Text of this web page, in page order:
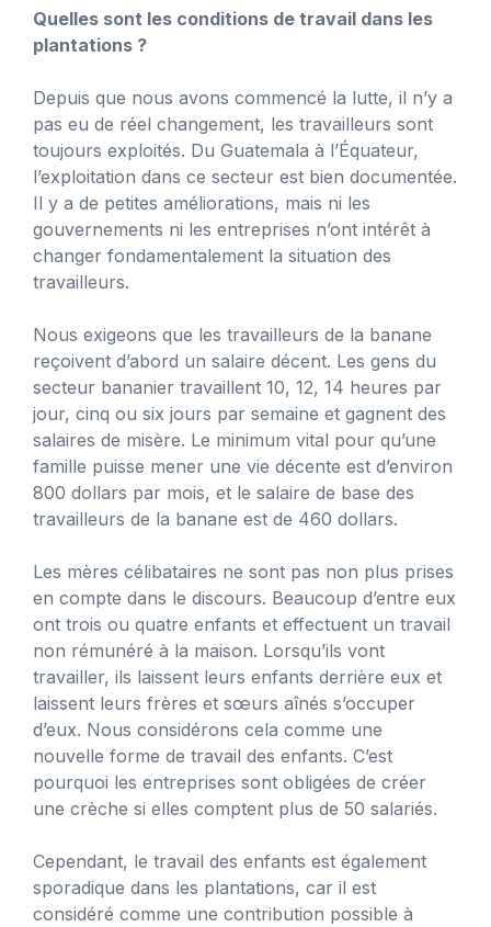
Quelles sont les conditions de travail dans les
plantations ?
Depuis que nous avons commencé la lutte, il n’y a
pas eu de réel changement, les travailleurs sont
toujours exploités. Du Guatemala à l’Équateur,
l’exploitation dans ce secteur est bien documentée.
Il y a de petites améliorations, mais ni les
gouvernements ni les entreprises n’ont intérêt à
changer fondamentalement la situation des
travailleurs.
Nous exigeons que les travailleurs de la banane
reçoivent d’abord un salaire décent. Les gens du
secteur bananier travaillent 10, 12, 14 heures par
jour, cinq ou six jours par semaine et gagnent des
salaires de misère. Le minimum vital pour qu’une
famille puisse mener une vie décente est d’environ
800 dollars par mois, et le salaire de base des
travailleurs de la banane est de 460 dollars.
Les mères célibataires ne sont pas non plus prises
en compte dans le discours. Beaucoup d’entre eux
ont trois ou quatre enfants et effectuent un travail
non rémunéré à la maison. Lorsqu’ils vont
travailler, ils laissent leurs enfants derrière eux et
laissent leurs frères et sœurs aînés s’occuper
d’eux. Nous considérons cela comme une
nouvelle forme de travail des enfants. C’est
pourquoi les entreprises sont obligées de créer
une crèche si elles comptent plus de 50 salariés.
Cependant, le travail des enfants est également
sporadique dans les plantations, car il est
considéré comme une contribution possible à